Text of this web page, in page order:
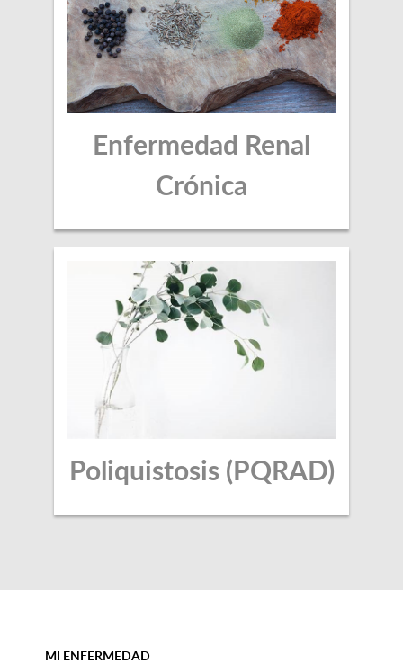
Enfermedad Renal
Crónica
Poliquistosis (PQRAD)
MI ENFERMEDAD